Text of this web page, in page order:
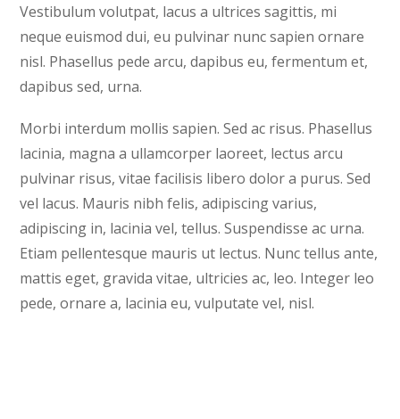
Vestibulum volutpat, lacus a ultrices sagittis, mi
neque euismod dui, eu pulvinar nunc sapien ornare
nisl. Phasellus pede arcu, dapibus eu, fermentum et,
dapibus sed, urna.
Morbi interdum mollis sapien. Sed ac risus. Phasellus
lacinia, magna a ullamcorper laoreet, lectus arcu
pulvinar risus, vitae facilisis libero dolor a purus. Sed
vel lacus. Mauris nibh felis, adipiscing varius,
adipiscing in, lacinia vel, tellus. Suspendisse ac urna.
Etiam pellentesque mauris ut lectus. Nunc tellus ante,
mattis eget, gravida vitae, ultricies ac, leo. Integer leo
pede, ornare a, lacinia eu, vulputate vel, nisl.